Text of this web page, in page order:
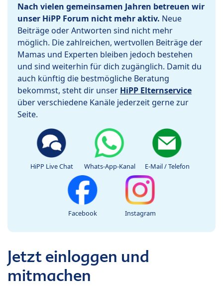
Nach vielen gemeinsamen Jahren betreuen wir
unser HiPP Forum nicht mehr aktiv. Neue
Beiträge oder Antworten sind nicht mehr
möglich. Die zahlreichen, wertvollen Beiträge der
Mamas und Experten bleiben jedoch bestehen
und sind weiterhin für dich zugänglich. Damit du
auch künftig die bestmögliche Beratung
bekommst, steht dir unser HiPP Elternservice
über verschiedene Kanäle jederzeit gerne zur
Seite.
HiPP Live Chat Whats-App-Kanal E-Mail / Telefon
Facebook Instagram
Jetzt einloggen und
mitmachen